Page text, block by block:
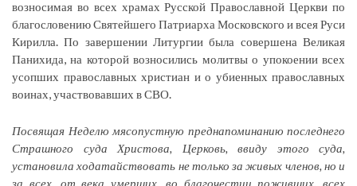
возносимая во всех храмах Русской Православной Церкви по
благословению Святейшего Патриарха Московского и всея Руси
Кирилла. По завершении Литургии была совершена Великая
Панихида, на которой возносились молитвы о упокоении всех
усопших православных христиан и о убиенных православных
воинах, участвовавших в СВО.
Посвящая Неделю мясопустную преднапоминанию последнего
Страшного суда Христова, Церковь, ввиду этого суда,
установила ходатайствовать не только за живых членов, но и
за всех, от века умерших, во благочестии поживших, всех